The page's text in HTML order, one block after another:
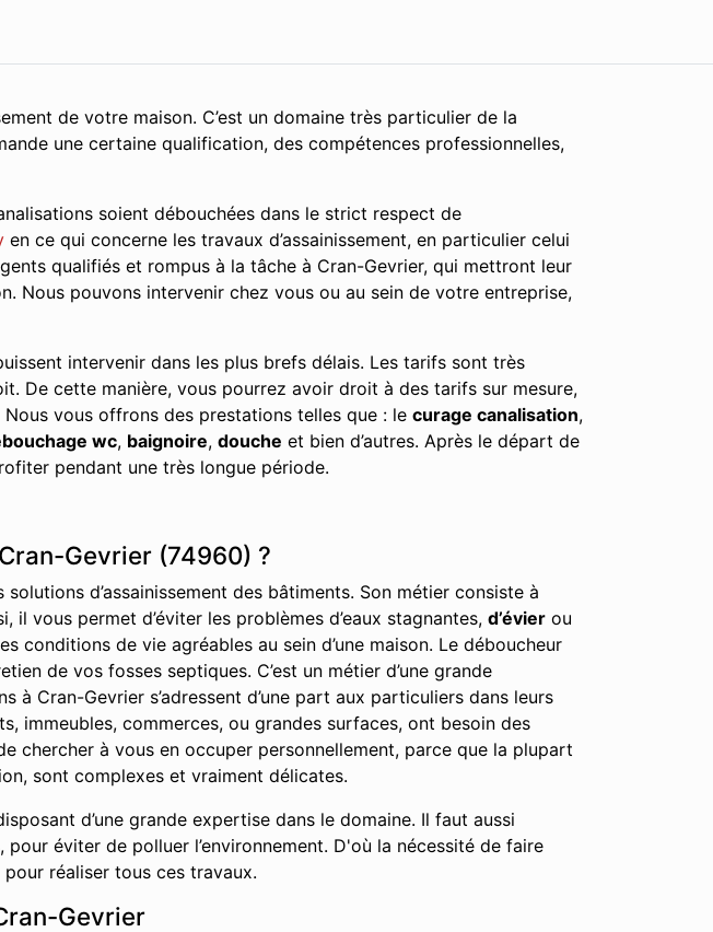
de votre maison. C’est un domaine très particulier de la
une certaine qualification, des compétences professionnelles,
soient débouchées dans le strict respect de
en ce qui concerne les travaux d’assainissement, en particulier celui
qualifiés et rompus à la tâche à Cran-Gevrier, qui mettront leur
Nous pouvons intervenir chez vous ou au sein de votre entreprise,
intervenir dans les plus brefs délais. Les tarifs sont très
De cette manière, vous pourrez avoir droit à des tarifs sur mesure,
vous offrons des prestations telles que : le curage canalisation,
wc, baignoire, douche et bien d’autres. Après le départ de
pendant une très longue période.
Gevrier (74960) ?
d’assainissement des bâtiments. Son métier consiste à
vous permet d’éviter les problèmes d’eaux stagnantes, d’évier ou
conditions de vie agréables au sein d’une maison. Le déboucheur
de vos fosses septiques. C’est un métier d’une grande
à Cran-Gevrier s’adressent d’une part aux particuliers dans leurs
immeubles, commerces, ou grandes surfaces, ont besoin des
chercher à vous en occuper personnellement, parce que la plupart
sont complexes et vraiment délicates.
d’une grande expertise dans le domaine. Il faut aussi
éviter de polluer l’environnement. D'où la nécessité de faire
réaliser tous ces travaux.
Gevrier